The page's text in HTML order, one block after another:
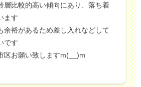
層比較的高い傾向にあり、落ち着
ます
余裕があるため差し入れなどして
です
区お願い致しますm(__)m